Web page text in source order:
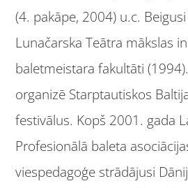
(4. pakāpe, 2004) u.c.
Lunačarska Teātra mākslas
baletmeistara fakultāti
organizē Starptautiskos
festivālus. Kopš 2001. gada
Profesionālā baleta
viespedagoģe strādājusi